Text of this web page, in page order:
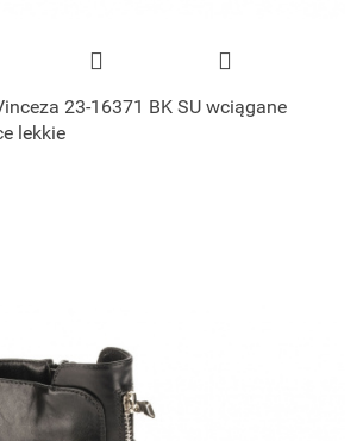
23-16371 BK SU wciągane
lekkie